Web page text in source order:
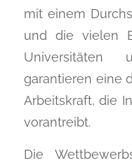
mit einem
und die vielen
Universitäten
garantieren eine
Arbeitskraft, die
vorantreibt.
Die